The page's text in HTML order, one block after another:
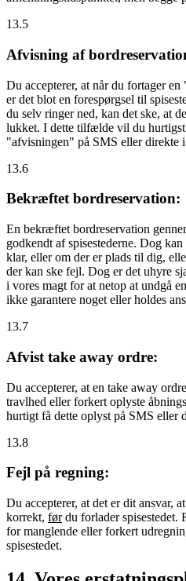
13.5
Afvisning af
Du accepterer, at når du fortager
er det blot en forespørgsel til
du selv ringer ned, kan det ske, at
lukket. I dette tilfælde vil du
"afvisningen" på SMS eller direkte i
13.6
Bekræftet bordreservation:
En bekræftet bordreservation
godkendt af spisestederne. Dog
klar, eller om der er plads til dig,
der kan ske fejl. Dog er det uhyre
i vores magt for at netop at undgå
ikke garantere noget eller holdes
13.7
Afvist take away ordre:
Du accepterer, at en take away
travlhed eller forkert oplyste
hurtigt få dette oplyst på SMS eller
13.8
Fejl på regning:
Du accepterer, at det er dit ansvar,
korrekt, førdu forlader spisestedet.
for manglende eller forkert
spisestedet.